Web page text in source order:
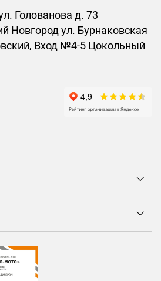
Голованова д. 73
Новгород ул. Бурнаковская
Вход №4-5 Цокольный